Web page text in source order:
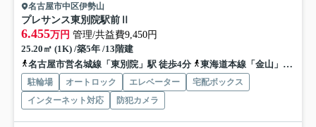
名古屋市中区伊勢山
プレサンス東別院駅前Ⅱ
6.455万円 管理/共益費9,450円
25.20㎡ (1K) /築5年 /13階建
名古屋市営名城線「東別院」駅 徒歩4分
東海道本線「金山」駅 徒歩13分
駐輪場 オートロック エレベーター
宅配ボックス
インターネット対応
防犯カメラ